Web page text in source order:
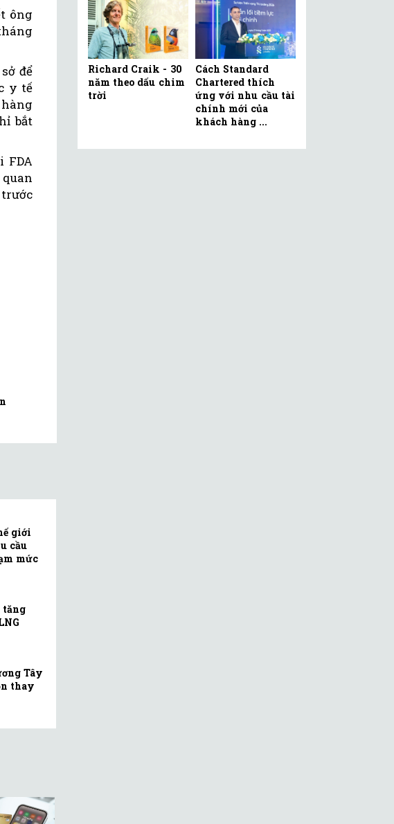
ông
để
y tế
bắt
FDA
giới
cầu
mức
tăng
Tây
thay
Richard Craik - 30
năm theo dấu chim
trời
Cách Standard
Chartered thích
ứng với nhu cầu tài
chính mới của
khách hàng ...